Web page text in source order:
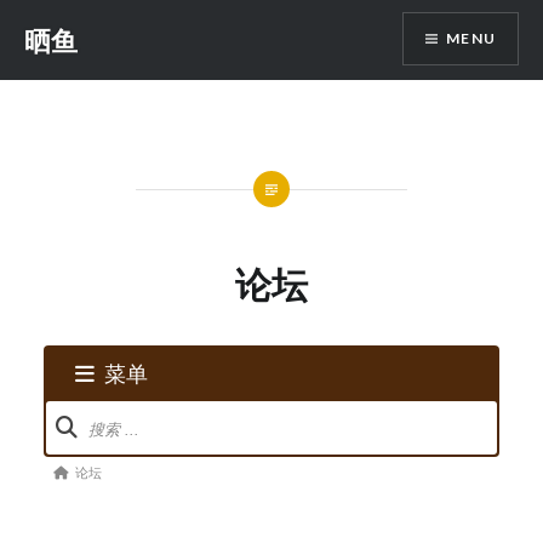
content
晒鱼 MENU
论坛
菜单
论
坛
导
论 论坛